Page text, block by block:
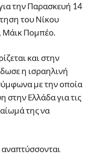
την Παρασκευή 14
του Νίκου
Μάικ Πομπέο.
και στην
η ισραηλινή
με την οποία
στην Ελλάδα για τις
της να
αναπτύσσονται